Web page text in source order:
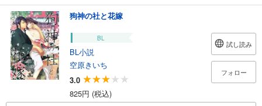
狗神の社と花嫁
BL
BL小説
空原きいち
3.0
825円 (税込)
試し読み
フォロー